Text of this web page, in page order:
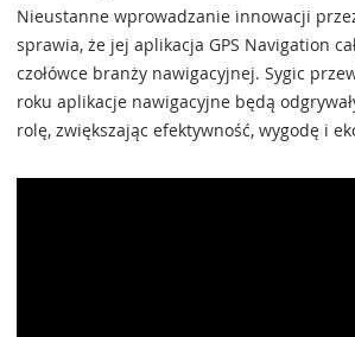
Nieustanne wprowadzanie innowacji
sprawia, że jej aplikacja GPS Navigation
czołówce branży nawigacyjnej. Sygic
roku aplikacje nawigacyjne będą
rolę, zwiększając efektywność, wygodę i